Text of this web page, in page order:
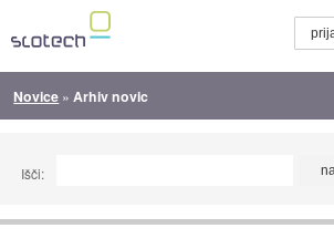
Novice » Arhiv novic
Išči: